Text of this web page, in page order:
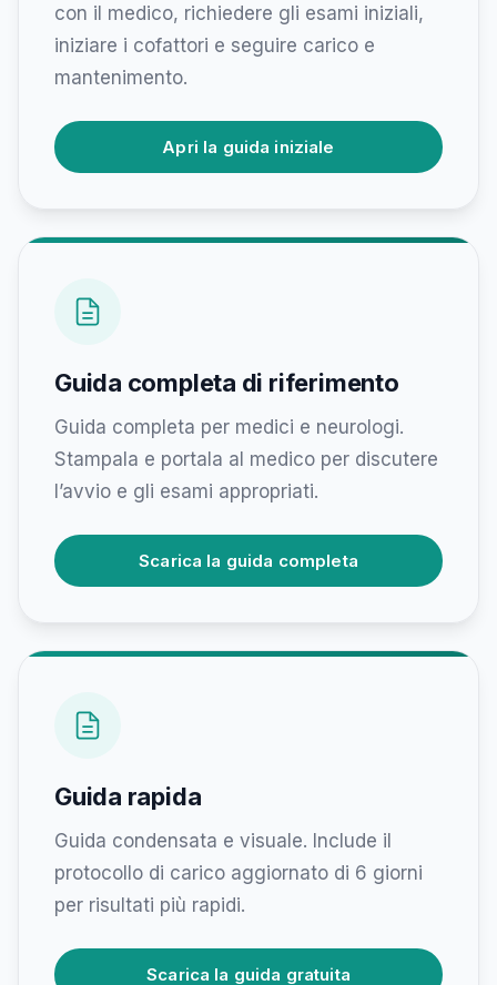
con il medico, richiedere gli esami iniziali,
iniziare i cofattori e seguire carico e
mantenimento.
Apri la guida iniziale
Guida completa di riferimento
Guida completa per medici e neurologi.
Stampala e portala al medico per discutere
l’avvio e gli esami appropriati.
Scarica la guida completa
Guida rapida
Guida condensata e visuale. Include il
protocollo di carico aggiornato di 6 giorni
per risultati più rapidi.
Scarica la guida gratuita